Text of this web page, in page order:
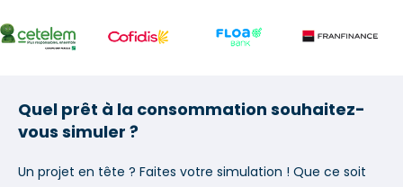
Quel prêt à la consommation souhaitez-
vous simuler ?
Un projet en tête ? Faites votre simulation ! Que ce soit